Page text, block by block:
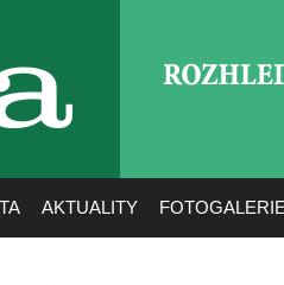
AKTUALITY